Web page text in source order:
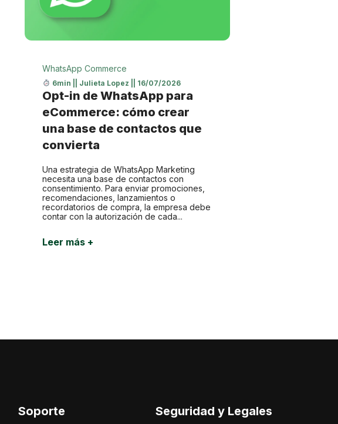
WhatsApp Commerce
6min Julieta Lopez 16/07/2026
Opt-in de WhatsApp para
eCommerce: cómo crear
una base de contactos que
convierta
Una estrategia de WhatsApp Marketing
necesita una base de contactos con
consentimiento. Para enviar promociones,
recomendaciones, lanzamientos o
recordatorios de compra, la empresa debe
contar con la autorización de cada...
Leer más +
Soporte Seguridad y Legales